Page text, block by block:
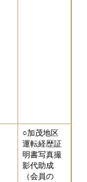
○加茂地区
運転経歴証
明書写真撮
影代助成
（会員の